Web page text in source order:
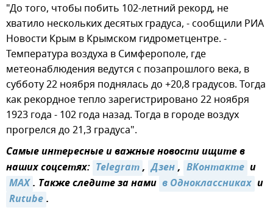
"До того, чтобы побить 102-летний рекорд, не
хватило нескольких десятых градуса, - сообщили РИА
Новости Крым в Крымском гидрометцентре. -
Температура воздуха в Симферополе, где
метеонаблюдения ведутся с позапрошлого века, в
субботу 22 ноября поднялась до +20,8 градусов. Тогда
как рекордное тепло зарегистрировано 22 ноября
1923 года - 102 года назад. Тогда в городе воздух
прогрелся до 21,3 градуса".
Самые интересные и важные новости ищите в
наших соцсетях: Telegram, Дзен, ВКонтакте и
MAX. Также следите за нами в Одноклассниках и
Rutube.